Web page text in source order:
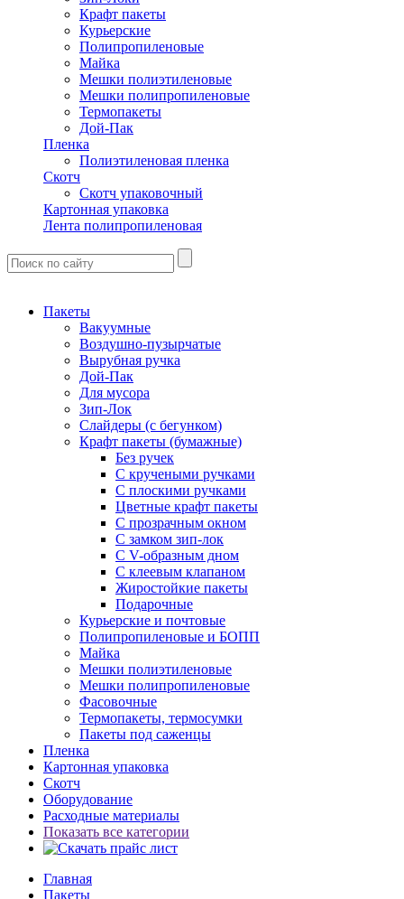
Крафт пакеты
Курьерские
Полипропиленовые
Майка
Мешки полиэтиленовые
Мешки полипропиленовые
Термопакеты
Дой-Пак
Пленка
Полиэтиленовая пленка
Скотч
Скотч упаковочный
Картонная упаковка
Лента полипропиленовая
Пакеты
Вакуумные
Воздушно-пузырчатые
Вырубная ручка
Дой-Пак
Для мусора
Зип-Лок
Слайдеры (с бегунком)
Крафт пакеты (бумажные)
Без ручек
С кручеными ручками
С плоскими ручками
Цветные крафт пакеты
С прозрачным окном
С замком зип-лок
С V-образным дном
С клеевым клапаном
Жиростойкие пакеты
Подарочные
Курьерские и почтовые
Полипропиленовые и БОПП
Майка
Мешки полиэтиленовые
Мешки полипропиленовые
Фасовочные
Термопакеты, термосумки
Пакеты под саженцы
Пленка
Картонная упаковка
Скотч
Оборудование
Расходные материалы
Показать все категории
Главная
Пакеты